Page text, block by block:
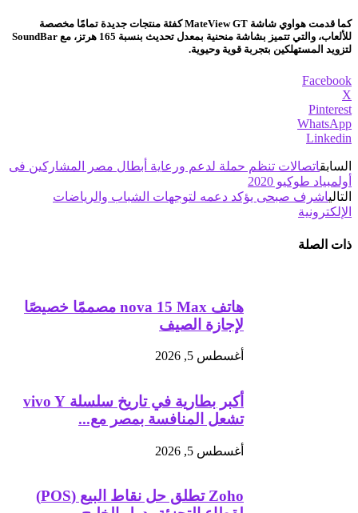
كما قدمت هواوي شاشة MateView GT كفئة منتجات جديدة تمامًا مخصصة
للألعاب، والتي تتميز بشاشة منحنية بمعدل تحديث بنسبة 165 هرتز، مع SoundBar
لتزويد المستهلكين بتجربة قوية وحيوية.
Facebook
X
Pinterest
WhatsApp
Linkedin
السابقاتصالات تنظم حملة لدعم ورعاية أبطال مصر المشاركين فى
أولمبياد طوكيو 2020
التالياشرف صبحى يؤكد دعمه لتوجهات الشباب والرياضات
الإلكترونية
ذات الصلة
هاتف nova 15 Max مصممًا خصيصًا
لإجازة الصيف
أغسطس 5, 2026
أكبر بطارية في تاريخ سلسلة vivo Y
تشعل المنافسة بمصر مع...
أغسطس 5, 2026
Zoho تطلق حل نقاط البيع (POS)